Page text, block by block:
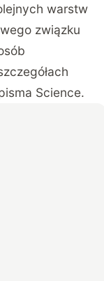
warstw
związku
Science.